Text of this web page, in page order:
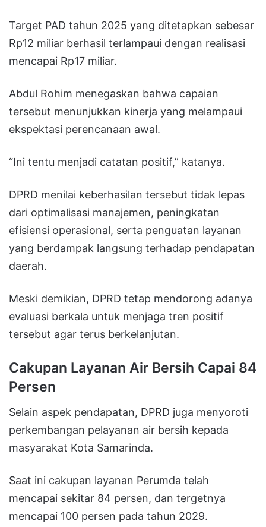
Target PAD tahun 2025 yang ditetapkan sebesar
Rp12 miliar berhasil terlampaui dengan realisasi
mencapai Rp17 miliar.
Abdul Rohim menegaskan bahwa capaian
tersebut menunjukkan kinerja yang melampaui
ekspektasi perencanaan awal.
“Ini tentu menjadi catatan positif,” katanya.
DPRD menilai keberhasilan tersebut tidak lepas
dari optimalisasi manajemen, peningkatan
efisiensi operasional, serta penguatan layanan
yang berdampak langsung terhadap pendapatan
daerah.
Meski demikian, DPRD tetap mendorong adanya
evaluasi berkala untuk menjaga tren positif
tersebut agar terus berkelanjutan.
Cakupan Layanan Air Bersih Capai 84
Persen
Selain aspek pendapatan, DPRD juga menyoroti
perkembangan pelayanan air bersih kepada
masyarakat Kota Samarinda.
Saat ini cakupan layanan Perumda telah
mencapai sekitar 84 persen, dan tergetnya
mencapai 100 persen pada tahun 2029.